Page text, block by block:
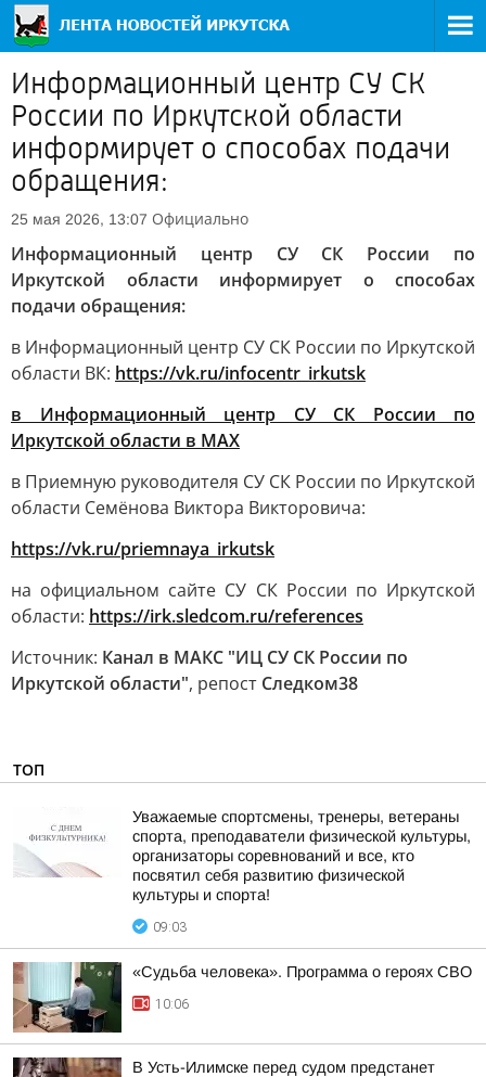
Информационный центр СУ СК
России по Иркутской области
информирует о способах подачи
обращения:
25 мая 2026, 13:07 Официально
Информационный центр СУ СК России по
Иркутской области информирует о способах
подачи обращения:
в Информационный центр СУ СК России по Иркутской
области ВК: https://vk.ru/infocentr_irkutsk
в Информационный центр СУ СК России по
Иркутской области в МАХ
в Приемную руководителя СУ СК России по Иркутской
области Семёнова Виктора Викторовича:
https://vk.ru/priemnaya_irkutsk
на официальном сайте СУ СК России по Иркутской
области: https://irk.sledcom.ru/references
Источник: Канал в МАКС "ИЦ СУ СК России по
Иркутской области", репост Следком38
ТОП
Уважаемые спортсмены, тренеры, ветераны
спорта, преподаватели физической культуры,
организаторы соревнований и все, кто
посвятил себя развитию физической
культуры и спорта!
09:03
«Судьба человека». Программа о героях СВО
10:06
В Усть-Илимске перед судом предстанет